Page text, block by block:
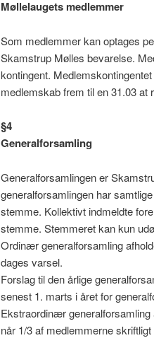
Møllelaugets medlemmer
Som medlemmer kan optages
Skamstrup Mølles bevarelse.
kontingent.
medlemskab frem til en 31.03 at
§4
Generalforsamling
Generalforsamlingen er
generalforsamlingen har
stemme. Kollektivt indmeldte
stemme. Stemmeret kan kun
Ordinær generalforsamling
dages varsel.
Forslag til den årlige
senest 1. marts i året for
Ekstraordinær generalforsamling
når 1/3 af medlemmerne